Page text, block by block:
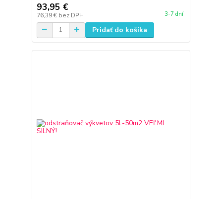
93,95 €
76,39 € bez DPH 3-7 dní
Pridať do košíka